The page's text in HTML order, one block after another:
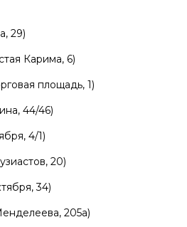
29)
Карима, 6)
площадь, 1)
44/46)
4/1)
20)
34)
205а)